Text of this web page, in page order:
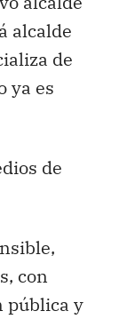
alcalde
de
ya es
de
con
pública y